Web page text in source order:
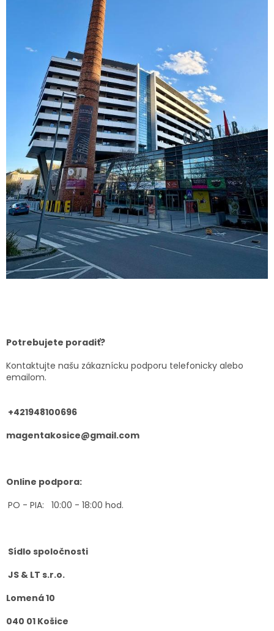
Potrebujete poradiť?
Kontaktujte našu zákaznícku podporu telefonicky alebo
emailom.
+421948100696
magentakosice@gmail.com
Online podpora:
PO - PIA: 10:00 - 18:00 hod.
Sídlo spoločnosti
JS & LT s.r.o.
Lomená 10
040 01 Košice